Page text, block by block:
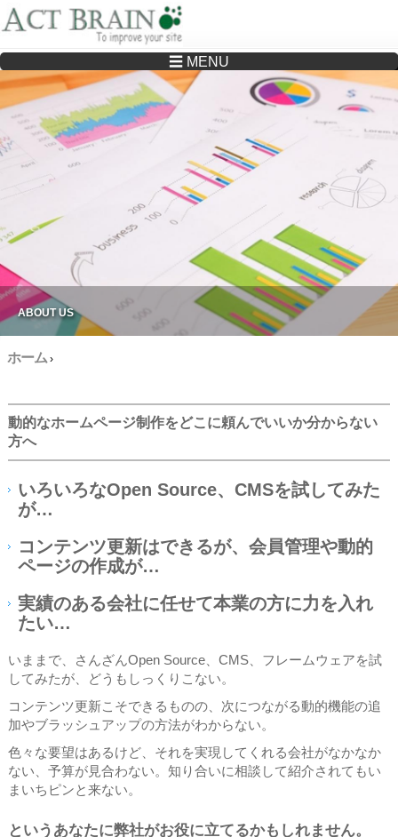
Drupalサイトの制作・保守をどこに頼んでいいか分からない方へ…まずはご相談く
ださい
☰ MENU
ABOUT US
ホーム ›
動的なホームページ制作をどこに頼んでいいか分からない
方へ
いろいろなOpen Source、CMSを試してみた
が…
コンテンツ更新はできるが、会員管理や動的
ページの作成が…
実績のある会社に任せて本業の方に力を入れ
たい…
いままで、さんざんOpen Source、CMS、フレームウェアを試
してみたが、どうもしっくりこない。
コンテンツ更新こそできるものの、次につながる動的機能の追
加やブラッシュアップの方法がわからない。
色々な要望はあるけど、それを実現してくれる会社がなかなか
ない、予算が見合わない。知り合いに相談して紹介されてもい
まいちピンと来ない。
というあなたに弊社がお役に立てるかもしれません。